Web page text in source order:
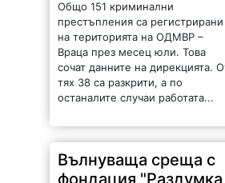
останалите случаи работата...
Вълнуваща среща с
фондация "Раздумка
на седянка" в
Чупрене /СНИМКИ/